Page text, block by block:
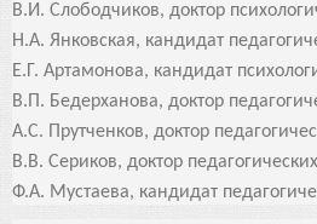
В.И. Слободчиков, доктор
Н.А. Янковская, кандидат
Е.Г. Артамонова, кандидат
В.П. Бедерханова, доктор
А.С. Прутченков, доктор
В.В. Сериков, доктор
Ф.А. Мустаева, кандидат